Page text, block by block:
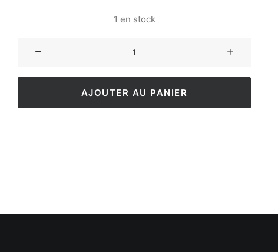
1 en stock
AJOUTER AU PANIER